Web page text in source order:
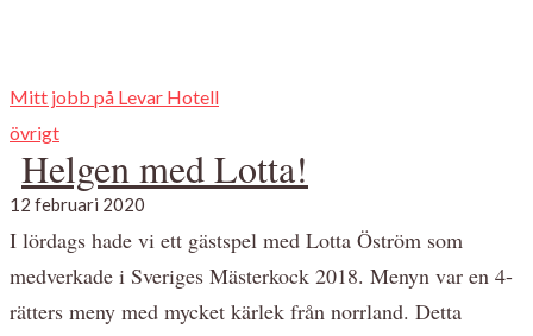
Mitt jobb på Levar Hotell
övrigt
Helgen med Lotta!
12 februari 2020
I lördags hade vi ett gästspel med Lotta Öström som
medverkade i Sveriges Mästerkock 2018. Menyn var en 4-
rätters meny med mycket kärlek från norrland. Detta